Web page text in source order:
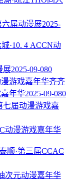
六届动漫展2025-
城·10. 4 ACCN动
展2025-09-080
齐齐
年华2025-09-080
七届动漫游戏嘉
动漫游戏嘉年华
顺·第三届CCAC